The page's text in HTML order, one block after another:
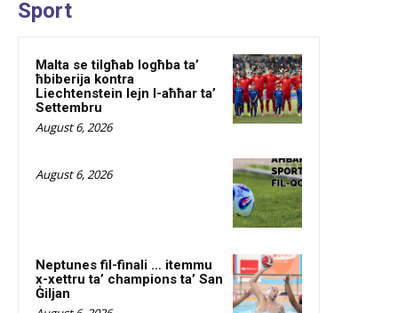
Sport
Malta se tilgħab logħba ta’
ħbiberija kontra
Liechtenstein lejn l-aħħar ta’
Settembru
August 6, 2026
August 6, 2026
Neptunes fil-finali … itemmu
x-xettru ta’ champions ta’ San
Ġiljan